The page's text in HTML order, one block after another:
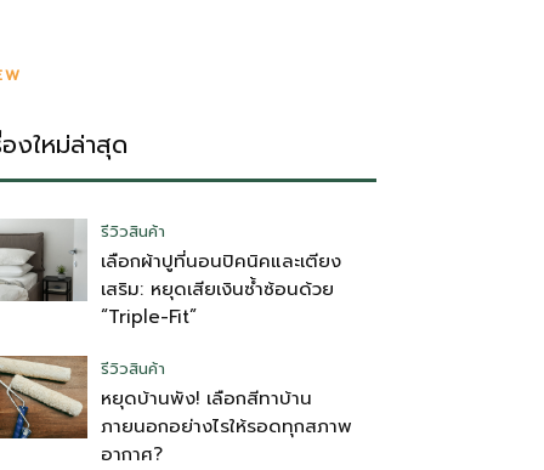
องใหม่ล่าสุด
รีวิวสินค้า
เลือกผ้าปูที่นอนปิคนิคและเตียง
เสริม: หยุดเสียเงินซ้ำซ้อนด้วย
“Triple-Fit”
รีวิวสินค้า
หยุดบ้านพัง! เลือกสีทาบ้าน
ภายนอกอย่างไรให้รอดทุกสภาพ
อากาศ?